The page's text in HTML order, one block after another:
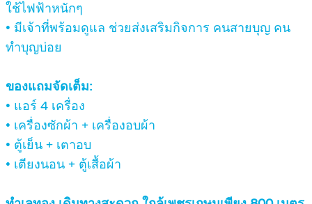
ใช้ไฟฟ้าหนักๆ
• มีเจ้าที่พร้อมดูแล ช่วยส่งเสริมกิจการ คนสายบุญ คน
ทำบุญบ่อย
ของแถมจัดเต็ม:
• แอร์ 4 เครื่อง
• เครื่องซักผ้า + เครื่องอบผ้า
• ตู้เย็น + เตาอบ
• เตียงนอน + ตู้เสื้อผ้า